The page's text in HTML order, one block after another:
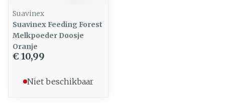
Suavinex
Suavinex Feeding Forest
Melkpoeder Doosje
Oranje
€ 10,99
Niet beschikbaar